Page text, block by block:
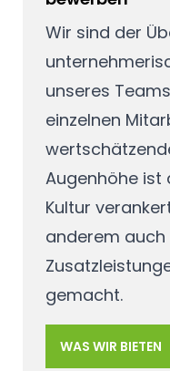
Wir sind der
unseres
einzelnen
Augenhöhe ist
Kultur
anderem
gemacht.
WAS WIR BIETEN